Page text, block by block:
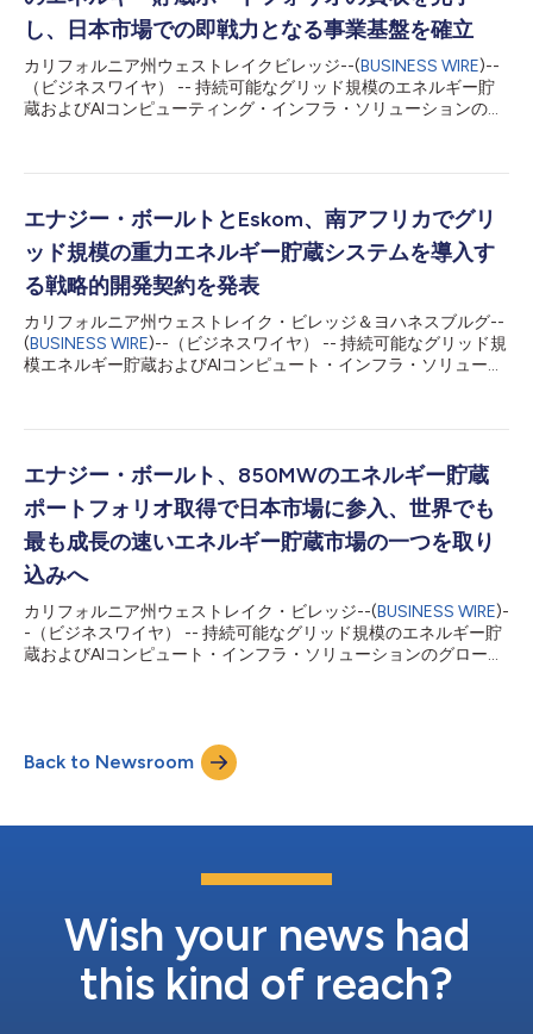
し、日本市場での即戦力となる事業基盤を確立
カリフォルニア州ウェストレイクビレッジ--(BUSINESS WIRE)--
（ビジネスワイヤ） -- 持続可能なグリッド規模のエネルギー貯
蔵およびAIコンピューティング・インフラ・ソリューションのグ
社」）は、世界有数の再生可能エネルギー開発企業および独立系
テリー・エネルギー貯蔵システム（BESS）開発ポートフォリオ
の取得に関して、以前発表していた買収手続きを完了したことを
発表しました。 今回の取引完了により、エナジー・ボールト
は、先進国の中でも特に魅力的で構造的に優位なエネルギー貯蔵
市場の一つである日本において、正式に事業基盤を確立しまし
た。今回の買収により、エナジー・ボールトは日本国内で直ちに
活用可能な事業基盤に加え、有望なプロジェクト・パイプライ
ン、ならびに土地権利、規制認可、電力系統接続に関する深い専
エナジー・ボールトとEskom、南アフリカでグリ
ッド規模の重力エネルギー貯蔵システムを導入す
る戦略的開発契約を発表
カリフォルニア州ウェストレイク・ビレッジ＆ヨハネスブルグ--
(BUSINESS WIRE)--（ビジネスワイヤ） -- 持続可能なグリッド規
模エネルギー貯蔵およびAIコンピュート・インフラ・ソリューシ
「同社」）は本日、南アフリカの国営電力会社であるEskom
ー貯蔵システム（GESS）の導入に向けた戦略的開発契約を締結
したと発表しました。 最初のGESSプラントは、南アフリカ・ム
プマランガ州にあるEskomのヘンドリナ発電所に建設される予定
です。同発電所は、Eskomが稼働させている発電所の中でも最も
古い施設の一つです。同システムは25MWの出力と4時間分の蓄
電容量（100MWh相当）を提供する見込みで、最大4GWまで完
全に拡張可能な設計となっています。この画期的な契約により両
社のパートナーシップが確立され、南部アフリカの電力セクター
の脱炭素化加速という共通の長期目標に向けて利害が一致する...
エナジー・ボールト、850MWのエネルギー貯蔵
ポートフォリオ取得で日本市場に参入、世界でも
最も成長の速いエネルギー貯蔵市場の一つを取り
込みへ
カリフォルニア州ウェストレイク・ビレッジ--(BUSINESS WIRE)-
-（ビジネスワイヤ） -- 持続可能なグリッド規模のエネルギー貯
蔵およびAIコンピュート・インフラ・ソリューションのグローバ
クト群を取得する拘束力ある契約を通じ、日本市場への正式参入
を発表しました。本取引には、現地のエネルギー専門家チームの
統合と、高品質な850MWのバッテリーエネルギー貯蔵システム
ー・ボールトが、先進国の中でも最も成長の速い市場の一つであ
を捉える足場を築きます。 取得したポートフォリオは、2027年
下期に着工を開始し、2028年下期から商業運転を開始すること
れています。さらに500MWの初期段階BESS案件も含まれてお
り、複数年にわたる堅固な成長パ...
Back to Newsroom
Wish your news had
this kind of reach?